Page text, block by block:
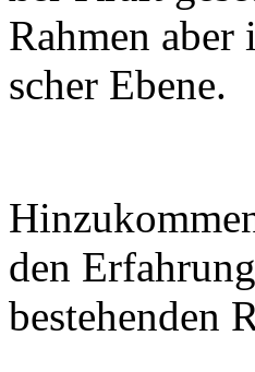
Rah­men
scher Ebe­ne.
den
be­stehen­den